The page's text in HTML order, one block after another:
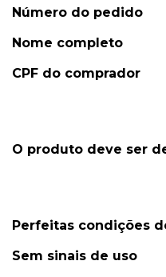
Número do pedido
Nome completo
CPF do comprador
O produto deve ser
Perfeitas condições
Sem sinais de uso